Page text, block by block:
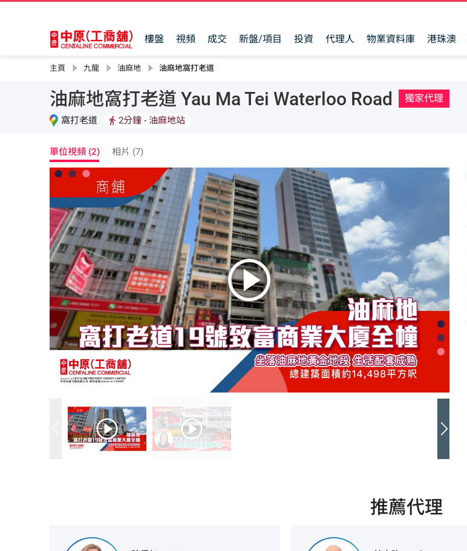
樓盤 視頻 成交 新盤/項目 投資 代理人 物業資料庫 港珠澳
主頁 九龍 油麻地 油麻地窩打老道
油麻地窩打老道 Yau Ma Tei Waterloo Road 獨家代理
窩打老道 2分鐘 - 油麻地站
單位視頻 (2) 相片 (7)
推薦代理